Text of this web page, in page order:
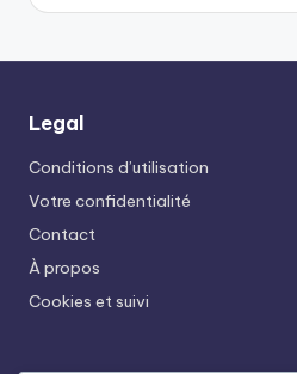
Legal
Conditions d’utilisation
Votre confidentialité
Contact
À propos
Cookies et suivi